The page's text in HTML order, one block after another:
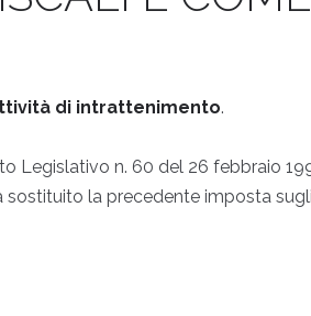
di intrattenimento.
Legislativo n. 60 del 26 febbraio
la precedente imposta